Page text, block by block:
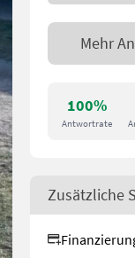
100%
Antwortrate
Mehr
Zusätzliche